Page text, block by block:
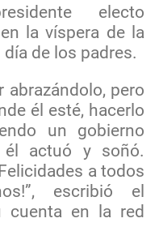
electo
la víspera de la
de los padres.
abrazándolo, pero
él esté, hacerlo
un gobierno
actuó y soñó.
a todos
escribió el
cuenta en la red